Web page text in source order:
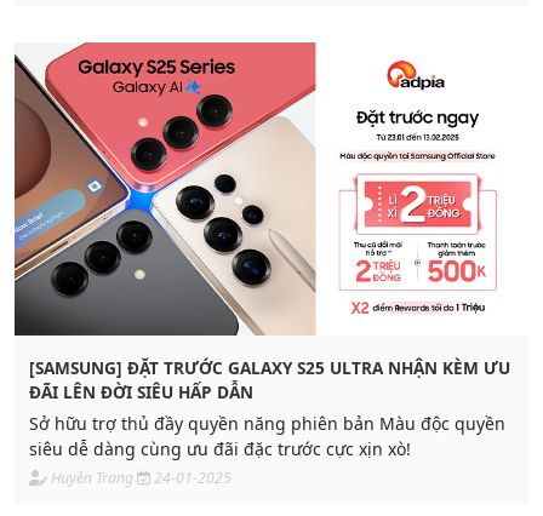
[SAMSUNG] ĐẶT TRƯỚC GALAXY S25 ULTRA NHẬN KÈM ƯU
ĐÃI LÊN ĐỜI SIÊU HẤP DẪN
Sở hữu trợ thủ đầy quyền năng phiên bản Màu độc quyền
siêu dễ dàng cùng ưu đãi đặc trước cực xịn xò!
Huyền Trang 24-01-2025